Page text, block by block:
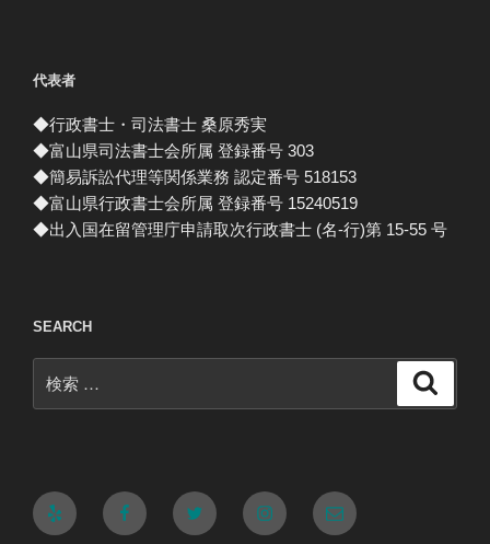
代表者
◆行政書士・司法書士 桑原秀実
◆富山県司法書士会所属 登録番号 303
◆簡易訴訟代理等関係業務 認定番号 518153
◆富山県行政書士会所属 登録番号 15240519
◆出入国在留管理庁申請取次行政書士 (名-行)第 15-55 号
SEARCH
索:
Yelp FacebookTwitter Instagram
メ